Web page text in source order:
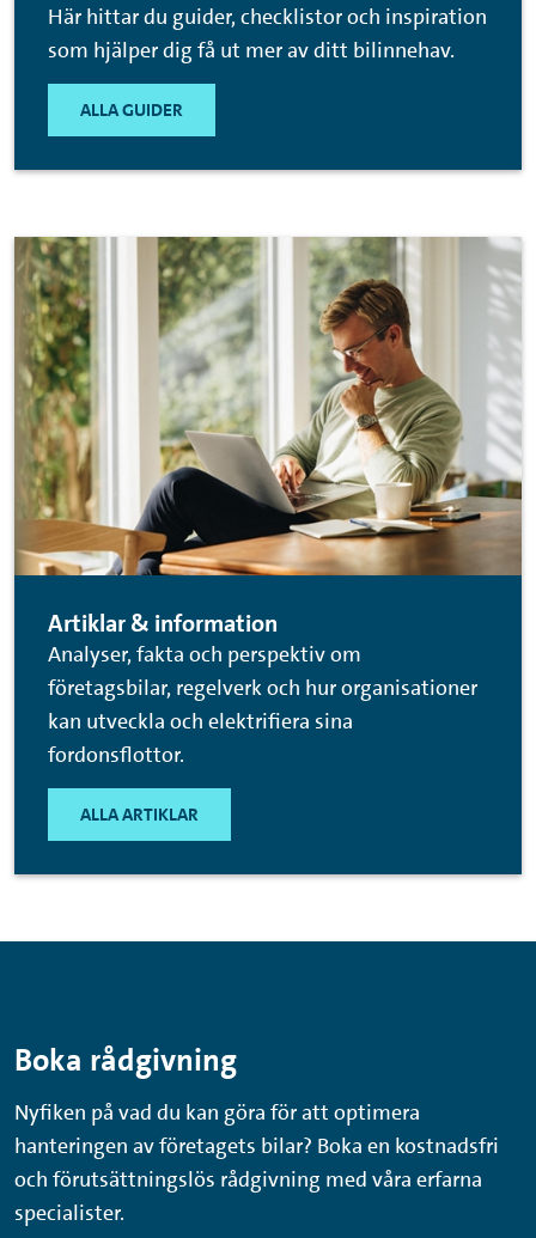
Här hittar du guider, checklistor och inspiration
som hjälper dig få ut mer av ditt bilinnehav.
ALLA GUIDER
Artiklar & information
Analyser, fakta och perspektiv om
företagsbilar, regelverk och hur organisationer
kan utveckla och elektrifiera sina
fordonsflottor.
ALLA ARTIKLAR
Boka rådgivning
Nyfiken på vad du kan göra för att optimera
hanteringen av företagets bilar? Boka en kostnadsfri
och förutsättningslös rådgivning med våra erfarna
specialister.